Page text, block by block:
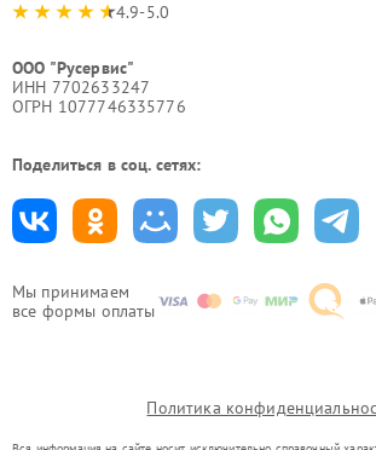
Мы принимаем
все формы оплаты
4.9-5.0
ООО "Русервис"
ИНН 7702633247
ОГРН 1077746335776
Поделиться в соц. сетях:
Политика